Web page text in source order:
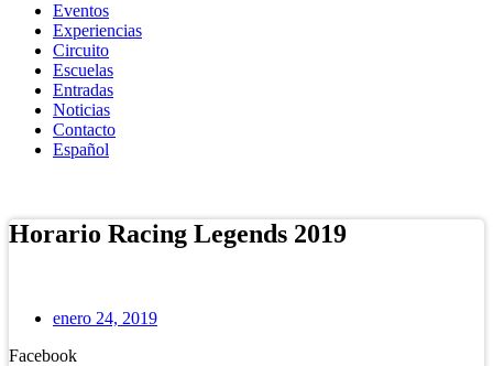
Eventos
Experiencias
Circuito
Escuelas
Entradas
Noticias
Contacto
Español
Horario Racing Legends 2019
enero 24, 2019
Facebook